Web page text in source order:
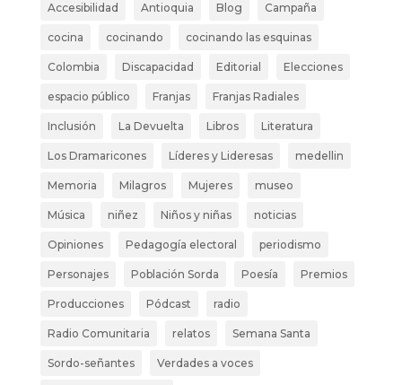
Accesibilidad Antioquia Blog Campaña
cocina cocinando cocinando las esquinas
Colombia Discapacidad Editorial Elecciones
espacio público Franjas Franjas Radiales
Inclusión La Devuelta Libros Literatura
Los Dramaricones Líderes y Lideresas medellin
Memoria Milagros Mujeres museo
Música niñez Niños y niñas noticias
Opiniones Pedagogía electoral periodismo
Personajes Población Sorda Poesía Premios
Producciones Pódcast radio
Radio Comunitaria relatos Semana Santa
Sordo-señantes Verdades a voces